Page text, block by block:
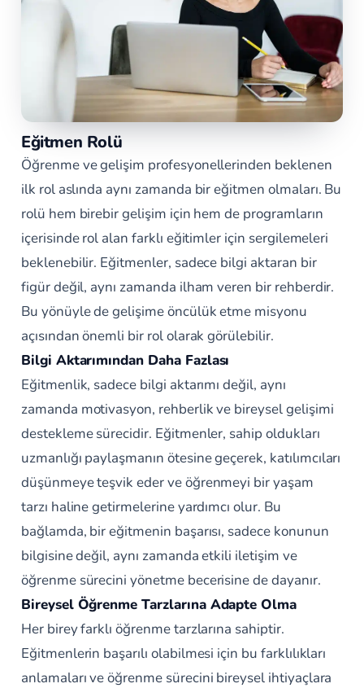
Eğitmen Rolü
Öğrenme ve gelişim profesyonellerinden beklenen
ilk rol aslında aynı zamanda bir eğitmen olmaları. Bu
rolü hem birebir gelişim için hem de programların
içerisinde rol alan farklı eğitimler için sergilemeleri
beklenebilir. Eğitmenler, sadece bilgi aktaran bir
figür değil, aynı zamanda ilham veren bir rehberdir.
Bu yönüyle de gelişime öncülük etme misyonu
açısından önemli bir rol olarak görülebilir.
Bilgi Aktarımından Daha Fazlası
Eğitmenlik, sadece bilgi aktarımı değil, aynı
zamanda motivasyon, rehberlik ve bireysel gelişimi
destekleme sürecidir. Eğitmenler, sahip oldukları
uzmanlığı paylaşmanın ötesine geçerek, katılımcıları
düşünmeye teşvik eder ve öğrenmeyi bir yaşam
tarzı haline getirmelerine yardımcı olur. Bu
bağlamda, bir eğitmenin başarısı, sadece konunun
bilgisine değil, aynı zamanda etkili iletişim ve
öğrenme sürecini yönetme becerisine de dayanır.
Bireysel Öğrenme Tarzlarına Adapte Olma
Her birey farklı öğrenme tarzlarına sahiptir.
Eğitmenlerin başarılı olabilmesi için bu farklılıkları
anlamaları ve öğrenme sürecini bireysel ihtiyaçlara